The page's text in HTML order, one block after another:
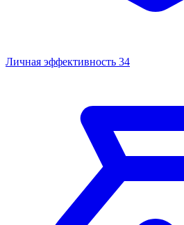
Личная эффективность 34